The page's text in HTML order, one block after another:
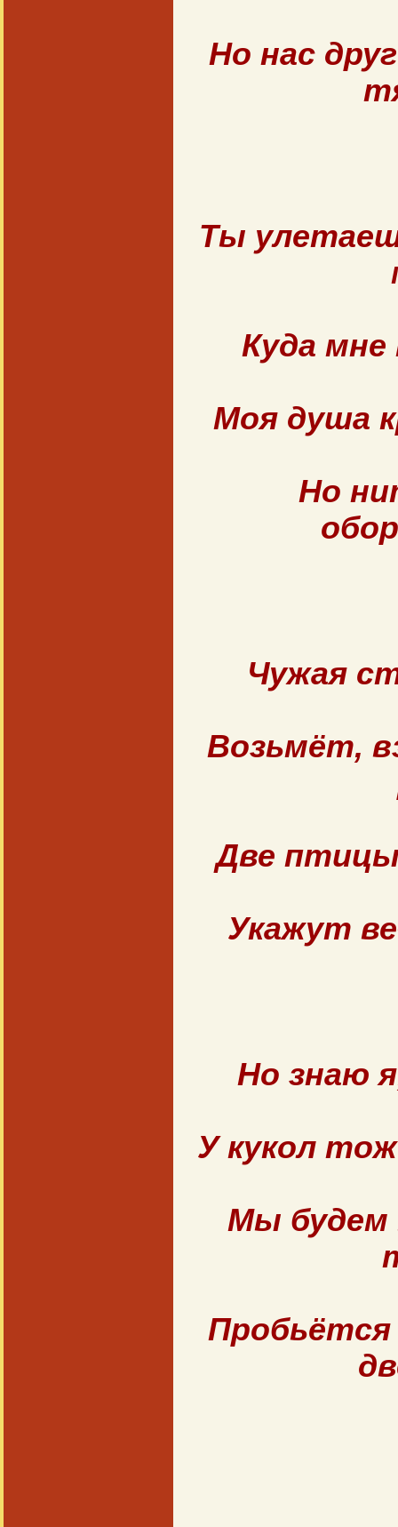
Но нас
Ты
Куда мне
Моя душа
Но
Чужая
Возьмёт,
Две птицы
Укажут
Но знаю
У кукол
Мы будем
Пробьётся